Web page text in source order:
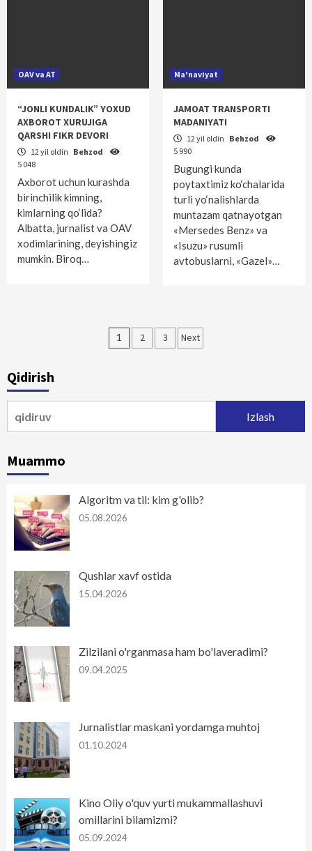
OAV va AT
“JONLI KUNDALIK” YOXUD
AXBOROT XURUJIGA
QARSHI FIKR DEVORI
12 yil oldin Behzod
5 048
Axborot uchun kurashda
birinchilik kimning,
kimlarning qo‘lida?
Albatta, jurnalist va OAV
xodimlarining, deyishingiz
mumkin. Biroq…
Ma'naviyat
JAMOAT TRANSPORTI
MADANIYATI
12 yil oldin Behzod
5 990
Bugungi kunda
poytaxtimiz ko‘chalarida
turli yo‘nalishlarda
muntazam qatnayotgan
«Mersedes Benz» va
«Isuzu» rusumli
avtobuslarni, «Gazel»…
Maqolalar
1 2 3 Next
Qidirish
Muammo
Algoritm va til: kim g'olib?
05.08.2026
Qushlar xavf ostida
15.04.2026
Zilzilani o'rganmasa ham bo'laveradimi?
09.04.2025
Jurnalistlar maskani yordamga muhtoj
01.10.2024
Kino Oliy o'quv yurti mukammallashuvi
omillarini bilamizmi?
05.09.2024